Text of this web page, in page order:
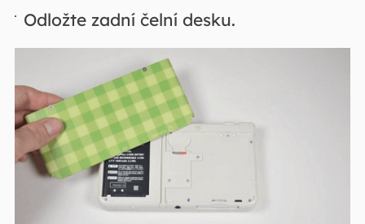
Odložte zadní čelní desku.